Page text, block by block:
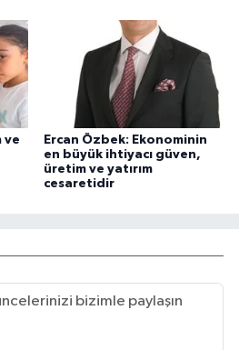
ve
Ercan Özbek: Ekonominin
en büyük ihtiyacı güven,
üretim ve yatırım
cesaretidir